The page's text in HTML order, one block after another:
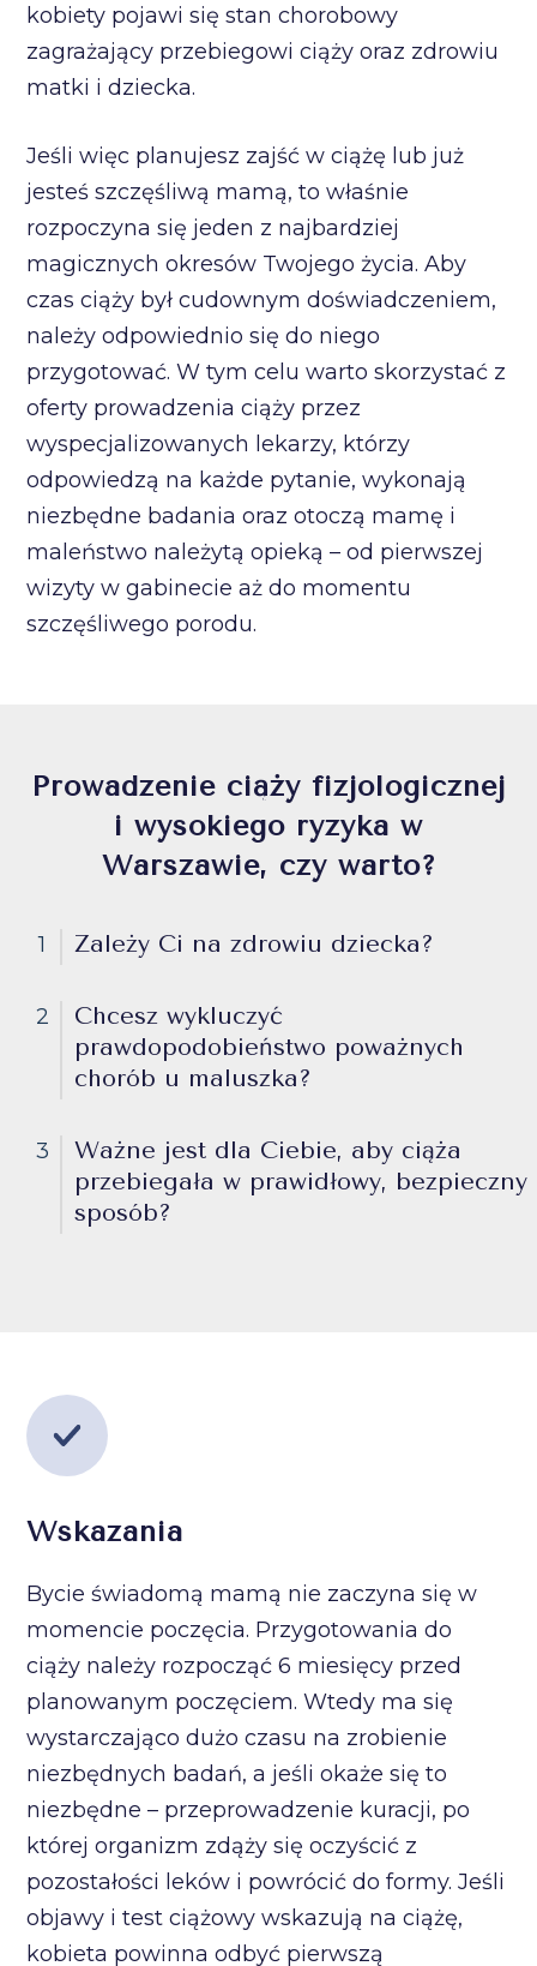
kobiety pojawi się stan chorobowy
zagrażający przebiegowi ciąży oraz zdrowiu
matki i dziecka.
Jeśli więc planujesz zajść w ciążę lub już
jesteś szczęśliwą mamą, to właśnie
rozpoczyna się jeden z najbardziej
magicznych okresów Twojego życia. Aby
czas ciąży był cudownym doświadczeniem,
należy odpowiednio się do niego
przygotować. W tym celu warto skorzystać z
oferty prowadzenia ciąży przez
wyspecjalizowanych lekarzy, którzy
odpowiedzą na każde pytanie, wykonają
niezbędne badania oraz otoczą mamę i
maleństwo należytą opieką – od pierwszej
wizyty w gabinecie aż do momentu
szczęśliwego porodu.
Prowadzenie ciąży fizjologicznej
i wysokiego ryzyka w
Warszawie, czy warto?
1 Zależy Ci na zdrowiu dziecka?
2
Chcesz wykluczyć
prawdopodobieństwo poważnych
chorób u maluszka?
3
Ważne jest dla Ciebie, aby ciąża
przebiegała w prawidłowy, bezpieczny
sposób?
Wskazania
Bycie świadomą mamą nie zaczyna się w
momencie poczęcia. Przygotowania do
ciąży należy rozpocząć 6 miesięcy przed
planowanym poczęciem. Wtedy ma się
wystarczająco dużo czasu na zrobienie
niezbędnych badań, a jeśli okaże się to
niezbędne – przeprowadzenie kuracji, po
której organizm zdąży się oczyścić z
pozostałości leków i powrócić do formy. Jeśli
objawy i test ciążowy wskazują na ciążę,
kobieta powinna odbyć pierwszą